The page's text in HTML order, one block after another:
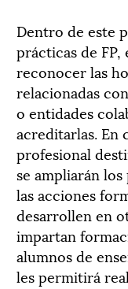
Dentro de este
prácticas de
reconocer las
relacionadas
o entidades
acreditarlas. En
profesional
se ampliarán
las acciones
desarrollen en
impartan
alumnos de
les permitirá